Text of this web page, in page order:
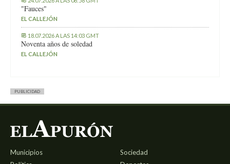
"Fauces"
EL CALLEJÓN
18.07.2026 A LAS 14:03 GMT
Noventa años de soledad
EL CALLEJÓN
PUBLICIDAD
Municipios
Sociedad